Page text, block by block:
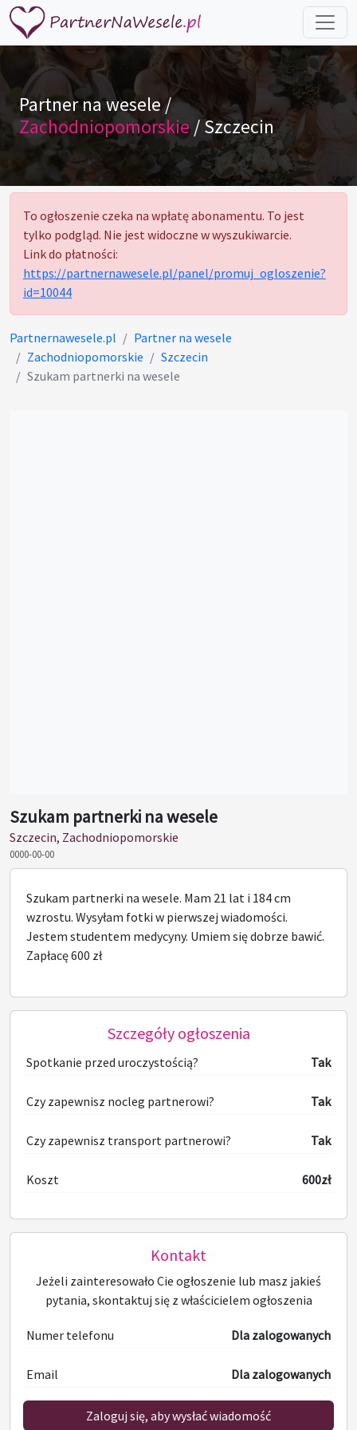
Partner na wesele /
Zachodniopomorskie/ Szczecin
To ogłoszenie czeka na wpłatę abonamentu. To jest
tylko podgląd. Nie jest widoczne w wyszukiwarcie.
Link do płatności:
https://partnernawesele.pl/panel/promuj_ogloszenie?
id=10044
Partnernawesele.pl
Partner na wesele
Zachodniopomorskie
Szczecin
Szukam partnerki na wesele
Szukam partnerki na wesele
Szczecin, Zachodniopomorskie
0000-00-00
Szukam partnerki na wesele. Mam 21 lat i 184 cm
wzrostu. Wysyłam fotki w pierwszej wiadomości.
Jestem studentem medycyny. Umiem się dobrze bawić.
Zapłacę 600 zł
Szczegóły ogłoszenia
Spotkanie przed uroczystością? Tak
Czy zapewnisz nocleg partnerowi? Tak
Czy zapewnisz transport partnerowi? Tak
Koszt 600zł
Kontakt
Jeżeli zainteresowało Cie ogłoszenie lub masz jakieś
pytania, skontaktuj się z właścicielem ogłoszenia
Numer telefonu Dla zalogowanych
Email Dla zalogowanych
Zaloguj się, aby wysłać wiadomość